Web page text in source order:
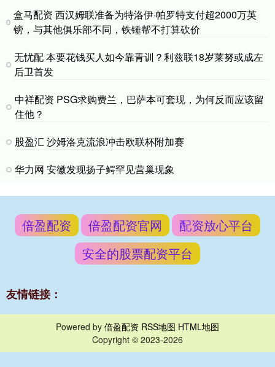
盒马配资 西汉姆联准备为特洛伊·帕罗特支付超2000万英
镑，与其他俱乐部不同，铁锤帮不打算砍价
无忧配 本要花钱买人如今靠青训？利兹联18岁莱努或成左
后卫首发
中祥配资 PSG求购费兰，巴萨本可套现，为何反而应该留
住他？
股盈汇 沙姆洛克流浪冲击欧联杯附加赛
华力网 安徽发现扬子鳄罕见营巢现象
倍盈配资 倍盈配资官网
配资放心平台
安全的股票配资平台
友情链接：
Powered by 倍盈配资 RSS地图 HTML地图
Copyright © 2023-2026